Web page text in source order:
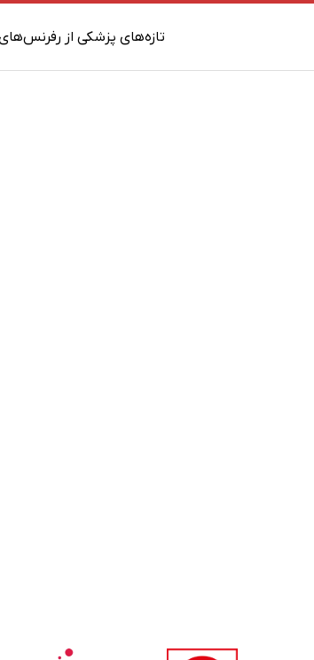
تازه‌های پزشکی از